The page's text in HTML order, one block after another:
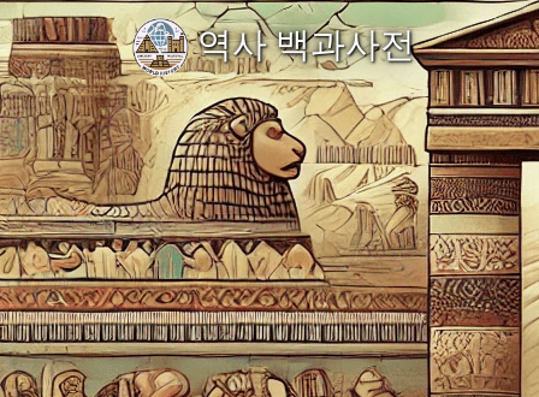
역사 백과사전